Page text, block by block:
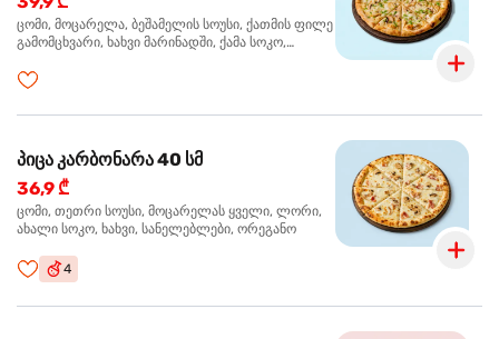
ცომი, მოცარელა, ბეშამელის სოუსი, ქათმის ფილე
გამომცხვარი, ხახვი მარინადში, ქამა სოკო,
პიცა კარბონარა 40 სმ
36,9 ₾
ცომი, თეთრი სოუსი, მოცარელას ყველი, ლორი,
ახალი სოკო, ხახვი, სანელებლები, ორეგანო
4